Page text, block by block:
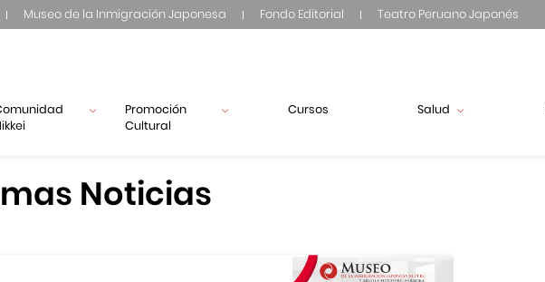
Museo de la Inmigración Japonesa Fondo Editorial Teatro Peruano Japonés
Promoción
Cultural
Cursos Salud
Noticias